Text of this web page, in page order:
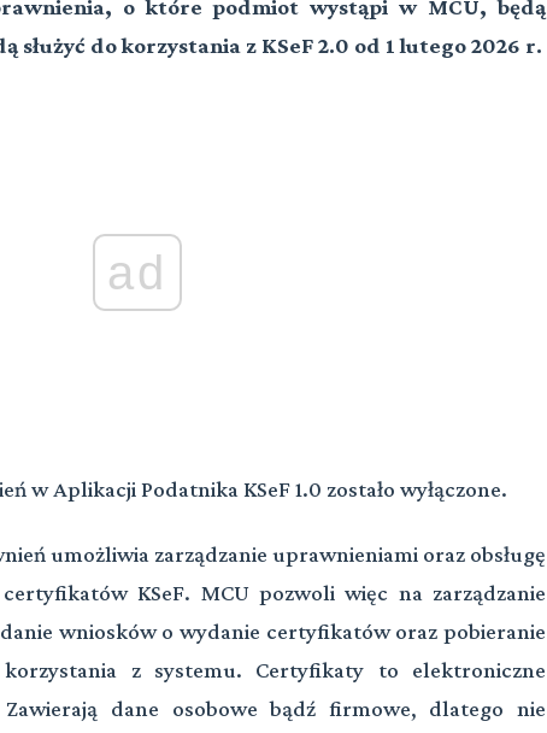
o które podmiot wystąpi w MCU, będą
służyć do korzystania z KSeF 2.0 od 1 lutego 2026 r.
ad
w Aplikacji Podatnika KSeF 1.0 zostało wyłączone.
umożliwia zarządzanie uprawnieniami oraz obsługę
KSeF. MCU pozwoli więc na zarządzanie
wniosków o wydanie certyfikatów oraz pobieranie
z systemu. Certyfikaty to elektroniczne
dane osobowe bądź firmowe, dlatego nie